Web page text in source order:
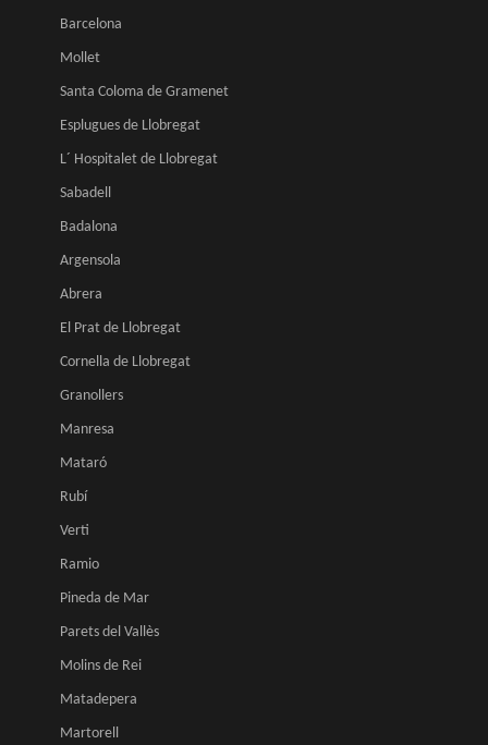
Barcelona
Mollet
Santa Coloma de Gramenet
Esplugues de Llobregat
L´ Hospitalet de Llobregat
Sabadell
Badalona
Argensola
Abrera
El Prat de Llobregat
Cornella de Llobregat
Granollers
Manresa
Mataró
Rubí
Verti
Ramio
Pineda de Mar
Parets del Vallès
Molins de Rei
Matadepera
Martorell